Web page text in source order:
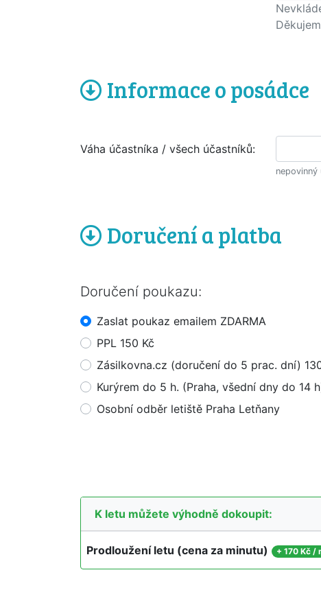
Informace o posádce
Váha účastníka / všech účastníků:
nepovinný
Doručení a platba
Doručení poukazu:
Zaslat poukaz emailem ZDARMA
PPL 150 Kč
Zásilkovna.cz (doručení do 5 prac. dní)
Kurýrem do 5 h. (Praha, všední dny do 14
Osobní odběr letiště Praha Letňany
K letu můžete výhodně dokoupit:
Prodloužení letu (cena za minutu) +170 Kč /